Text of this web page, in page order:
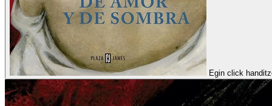
Egin click